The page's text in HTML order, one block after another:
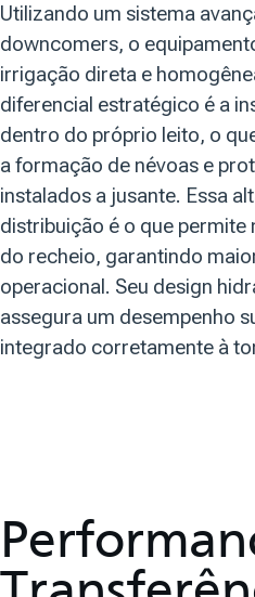
Utilizando um sistema
downcomers, o
irrigação direta e
diferencial estratégico é a
dentro do próprio leito, o
a formação de névoas e
instalados a jusante. Essa
distribuição é o que
do recheio, garantindo
operacional. Seu design
assegura um desempenho
integrado corretamente à